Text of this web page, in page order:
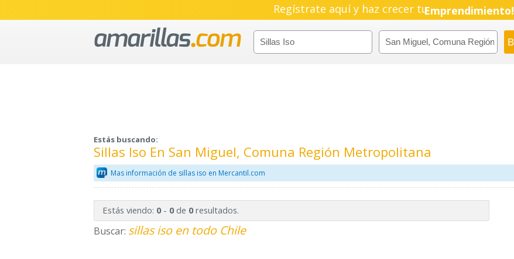
Regístrate aquí y haz crecer tuEmprendimiento!
Estás buscando:
Sillas Iso En San Miguel, Comuna Región Metropolitana
Mas información de sillas iso en Mercantil.com
Estás viendo: 0- 0de 0resultados.
Buscar: sillas iso en todo Chile